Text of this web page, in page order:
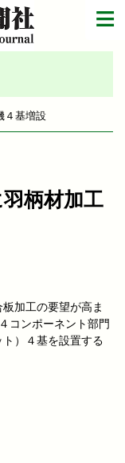
４基増設
柄材加工
加工の要望が高ま
コンポーネント部門
）４基を設置する